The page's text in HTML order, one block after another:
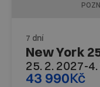
7 dní
New York
25. 2. 2027-
43 990Kč